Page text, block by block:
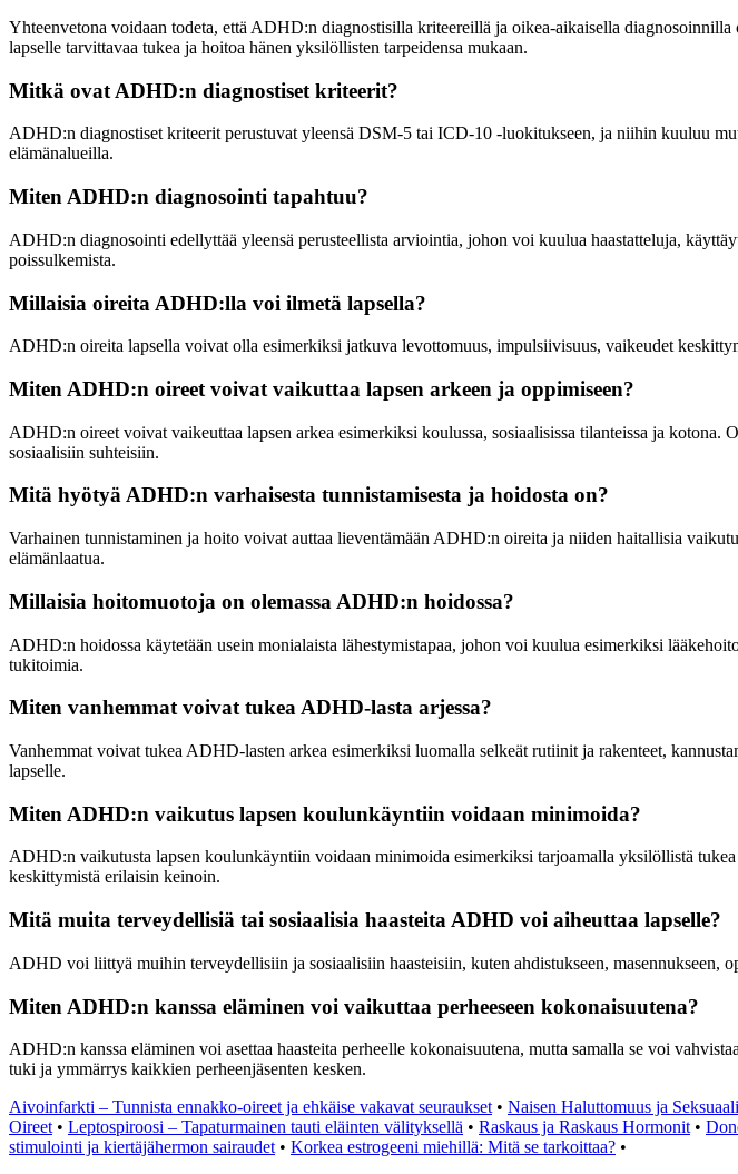
Yhteenvetona voidaan todeta, että ADHD:n diagnostisilla kriteereillä ja oikea-aikaisella
lapselle tarvittavaa tukea ja hoitoa hänen yksilöllisten tarpeidensa mukaan.
Mitkä ovat ADHD:n diagnostiset kriteerit?
ADHD:n diagnostiset kriteerit perustuvat yleensä DSM-5 tai ICD-10 -luokitukseen, ja niihin kuuluu
elämänalueilla.
Miten ADHD:n diagnosointi tapahtuu?
ADHD:n diagnosointi edellyttää yleensä perusteellista arviointia, johon voi kuulua haastatteluja,
poissulkemista.
Millaisia oireita ADHD:lla voi ilmetä lapsella?
ADHD:n oireita lapsella voivat olla esimerkiksi jatkuva levottomuus, impulsiivisuus, vaikeudet
Miten ADHD:n oireet voivat vaikuttaa lapsen arkeen ja oppimiseen?
ADHD:n oireet voivat vaikeuttaa lapsen arkea esimerkiksi koulussa, sosiaalisissa tilanteissa ja
sosiaalisiin suhteisiin.
Mitä hyötyä ADHD:n varhaisesta tunnistamisesta ja hoidosta on?
Varhainen tunnistaminen ja hoito voivat auttaa lieventämään ADHD:n oireita ja niiden haitallisia
elämänlaatua.
Millaisia hoitomuotoja on olemassa ADHD:n hoidossa?
ADHD:n hoidossa käytetään usein monialaista lähestymistapaa, johon voi kuulua esimerkiksi
tukitoimia.
Miten vanhemmat voivat tukea ADHD-lasta arjessa?
Vanhemmat voivat tukea ADHD-lasten arkea esimerkiksi luomalla selkeät rutiinit ja rakenteet,
lapselle.
Miten ADHD:n vaikutus lapsen koulunkäyntiin voidaan minimoida?
ADHD:n vaikutusta lapsen koulunkäyntiin voidaan minimoida esimerkiksi tarjoamalla yksilöllistä
keskittymistä erilaisin keinoin.
Mitä muita terveydellisiä tai sosiaalisia haasteita ADHD voi aiheuttaa lapselle?
ADHD voi liittyä muihin terveydellisiin ja sosiaalisiin haasteisiin, kuten ahdistukseen,
Miten ADHD:n kanssa eläminen voi vaikuttaa perheeseen kokonaisuutena?
ADHD:n kanssa eläminen voi asettaa haasteita perheelle kokonaisuutena, mutta samalla se voi
tuki ja ymmärrys kaikkien perheenjäsenten kesken.
Aivoinfarkti – Tunnista ennakko-oireet ja ehkäise vakavat seuraukset • Naisen Haluttomuus ja
Oireet • Leptospiroosi – Tapaturmainen tauti eläinten välityksellä • Raskaus ja Raskaus Hormonit •
stimulointi ja kiertäjähermon sairaudet • Korkea estrogeeni miehillä: Mitä se tarkoittaa? •